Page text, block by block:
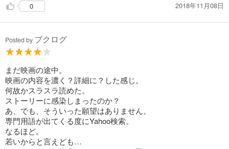
0 2018年11月08日
Posted by ブクログ
まだ映画の途中。
映画の内容を濃く？詳細に？した感じ。
何故かスラスラ読めた。
ストーリーに感染しまったのか？
あ、でも、そういった願望はありません。
専門用語が出てくる度にYahoo検索。
なるほど。
若いからと言えども…